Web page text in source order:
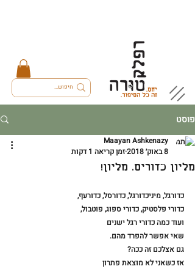
פוסט
מליון כדורים. מליון!
Maayan Ashkenazy
8 באוק׳ 2018
זמן קריאה 1 דקות
כדורגל, מיניכדורגל, כדורסל, כדורעף,
כדורי פלסטיק, כדורי ספוג, פוטבול,
ועוד כמה כדורי רגל ישנים
שאי אפשר להפרד מהם.
גם אצלכם זה ככה?
אז כשאני לא מוצאת פתרון